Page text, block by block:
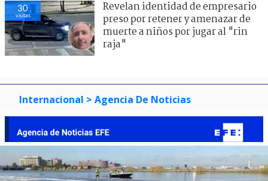
30
visitas
Revelan identidad de empresario
preso por retener y amenazar de
muerte a niños por jugar al "rin
raja"
Internacional > Agencia De Noticias